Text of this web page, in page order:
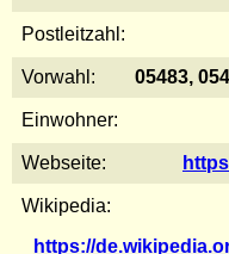
Postleitzahl:
Vorwahl: 05483,
Einwohner:
Webseite:
Wikipedia:
https://